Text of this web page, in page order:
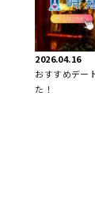
2026.04.16
おすすめデー
た！